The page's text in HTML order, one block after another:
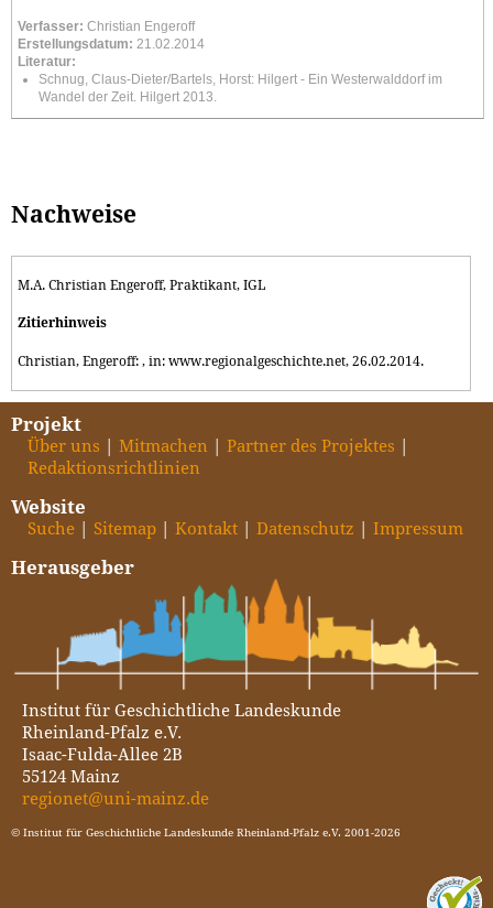
Verfasser: Christian Engeroff
Erstellungsdatum: 21.02.2014
Literatur:
Schnug, Claus-Dieter/Bartels, Horst: Hilgert - Ein Westerwalddorf im
Wandel der Zeit. Hilgert 2013.
Nachweise
M.A. Christian Engeroff, Praktikant, IGL
Zitierhinweis
Christian, Engeroff: , in: www.regionalgeschichte.net, 26.02.2014.
Projekt
Über uns Mitmachen
Partner des Projektes
Redaktionsrichtlinien
Website
Suche Sitemap Kontakt Datenschutz Impressum
Herausgeber
Institut für Geschichtliche Landeskunde
Rheinland-Pfalz e.V.
Isaac-Fulda-Allee 2B
55124 Mainz
regionet@uni-mainz.de
© Institut für Geschichtliche Landeskunde Rheinland-Pfalz e.V. 2001-2026